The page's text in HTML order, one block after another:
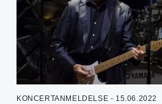
KONCERTANMELDELSE - 15.06.2022